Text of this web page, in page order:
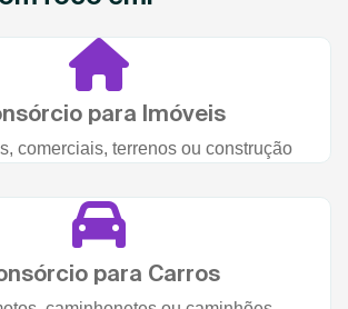
para Imóveis
comerciais, terrenos ou construção
para Carros